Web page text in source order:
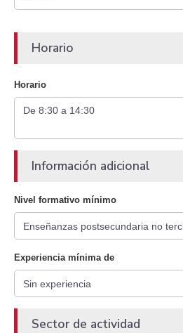
Horario
Horario
Información adicional
Nivel formativo mínimo
Experiencia mínima de
Sector de actividad